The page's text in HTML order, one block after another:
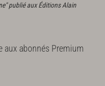
publié aux Éditions Alain
aux abonnés Premium